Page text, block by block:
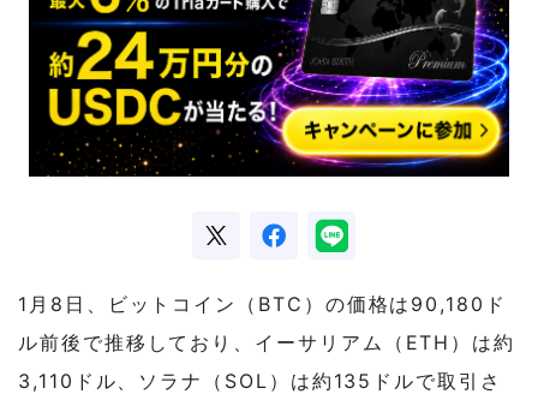
1月8日、ビットコイン（BTC）の価格は90,180ド
ル前後で推移しており、イーサリアム（ETH）は約
3,110ドル、ソラナ（SOL）は約135ドルで取引さ